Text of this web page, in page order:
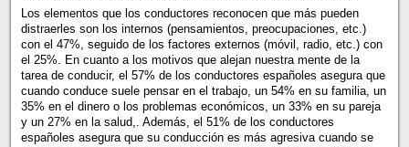
Los elementos que los conductores reconocen que más pueden
distraerles son los internos (pensamientos, preocupaciones, etc.)
con el 47%, seguido de los factores externos (móvil, radio, etc.) con
el 25%. En cuanto a los motivos que alejan nuestra mente de la
tarea de conducir, el 57% de los conductores españoles asegura que
cuando conduce suele pensar en el trabajo, un 54% en su familia, un
35% en el dinero o los problemas económicos, un 33% en su pareja
y un 27% en la salud,. Además, el 51% de los conductores
españoles asegura que su conducción es más agresiva cuando se